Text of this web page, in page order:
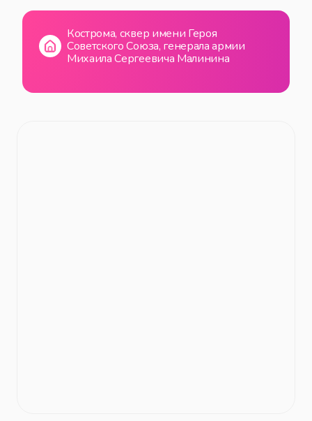
Кострома, сквер имени Героя
Советского Союза, генерала армии
Михаила Сергеевича Малинина